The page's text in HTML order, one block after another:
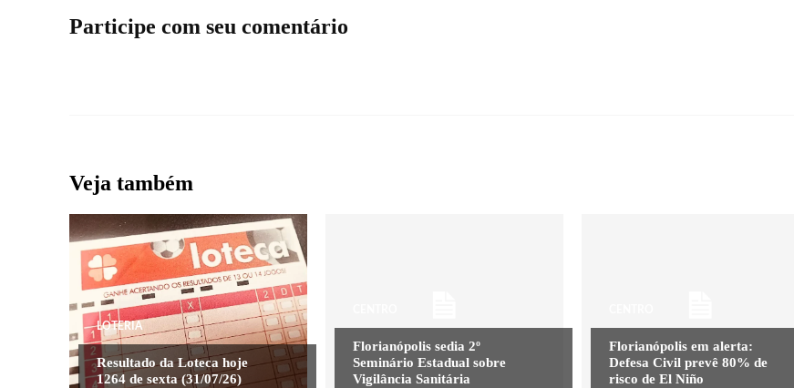
Participe com seu comentário
Veja também
LOTERIA
Resultado da Loteca hoje
1264 de sexta (31/07/26)
Florianópolis sedia 2º
Seminário Estadual sobre
Vigilância Sanitária
Florianópolis em alerta:
Defesa Civil prevê 80% de
risco de El Niño